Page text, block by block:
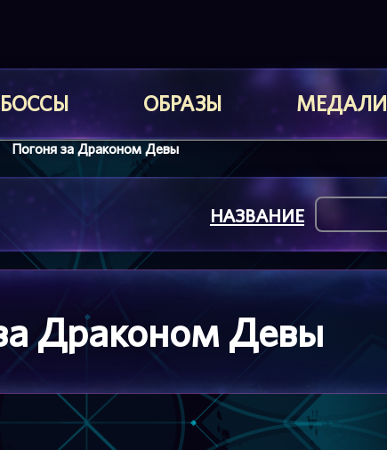
БОССЫ ОБРАЗЫ МЕДАЛИ
НАЗВАНИЕ
Драконом Девы